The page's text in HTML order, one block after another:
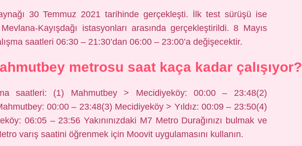
30 Temmuz 2021 tarihinde gerçekleşti. İlk test sürüşü ise
Kayışdağı istasyonları arasında gerçekleştirildi. 8 Mayıs
saatleri 06:30 – 21:30’dan 06:00 – 23:00’a değişecektir.
metrosu saat kaça kadar çalışıyor?
saatleri: (1) Mahmutbey > Mecidiyeköy: 00:00 – 23:48(2)
00:00 – 23:48(3) Mecidiyeköy > Yıldız: 00:09 – 23:50(4)
06:05 – 23:56 Yakınınızdaki M7 Metro Durağınızı bulmak ve
varış saatini öğrenmek için Moovit uygulamasını kullanın.